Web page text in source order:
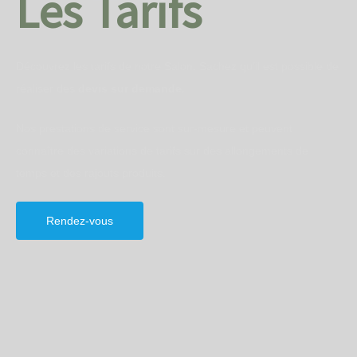
Rendez-vous